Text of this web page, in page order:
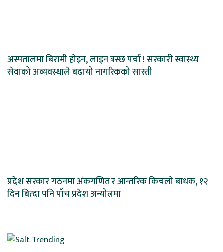
अस्पतालमा बिरामी होइन, लाइन बस्छ पर्चा ! सरकारी स्वास्थ्य
सेवाको अव्यवस्थाले बढायो नागरिकको सास्ती
प्रदेश सरकार गठनमा अंकगणित र आन्तरिक किचलो बाधक, १२
दिन बित्दा पनि पाँच प्रदेश अन्योलमा